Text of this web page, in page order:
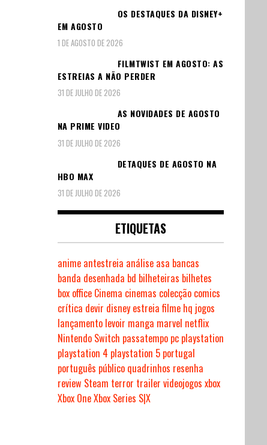
OS DESTAQUES DA DISNEY+
EM AGOSTO
1 DE AGOSTO DE 2026
FILMTWIST EM AGOSTO: AS
ESTREIAS A NÃO PERDER
31 DE JULHO DE 2026
AS NOVIDADES DE AGOSTO
NA PRIME VIDEO
31 DE JULHO DE 2026
DETAQUES DE AGOSTO NA
HBO MAX
31 DE JULHO DE 2026
ETIQUETAS
anime antestreia análise asa bancas
banda desenhada bd bilheteiras bilhetes
box office Cinema cinemas colecção comics
crítica devir disney estreiafilme hq jogos
lançamento levoir manga marvel netflix
Nintendo Switch passatempo pc playstation
playstation 4 playstation 5 portugal
português público quadrinhos resenha
review Steam terror trailer videojogos xbox
Xbox OneXbox Series S|X